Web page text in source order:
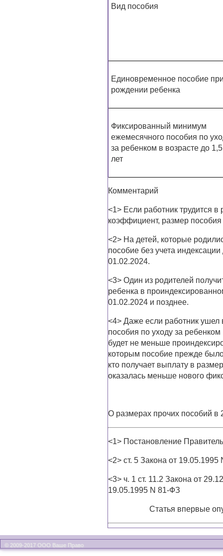
Вид пособия
Единовременное пособие
рождении ребенка
Фиксированный минимум
ежемесячного пособия по
за ребенком в возрасте до 1,5
лет
Комментарий
<1> Если работник трудится
коэффициент, размер
<2> На детей, которые
пособие без учета
01.02.2024.
<3> Один из родителей
ребенка в
01.02.2024 и позднее.
<4> Даже если работник ушел
пособия по уходу за
будет не меньше
которым пособие прежде
кто получает выплату в
оказалась меньше нового
О размерах прочих пособий в
<1> Постановление
<2> ст. 5 Закона от 19.05.1995
<3> ч. 1 ст. 11.2 Закона от
19.05.1995 N 81-ФЗ
Статья впервые
© 2009-2017 ООО Ваше Право